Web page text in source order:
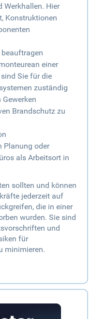
Werkhallen. Hier
Konstruktionen
einer
Sie für die
zuständig
Brandschutz zu
Planung oder
als Arbeitsort in
sollten und können
jederzeit auf
die in einer
wurden. Sie sind
und
für
minimieren.